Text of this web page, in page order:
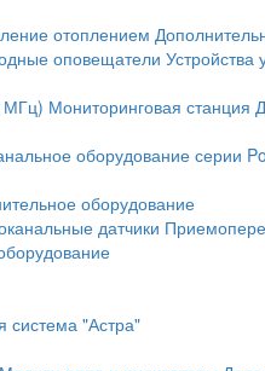
отоплением
оповещатели Устройства
МГц) Мониторинговая станция
оборудование серии
оборудование
датчики
система "Астра"